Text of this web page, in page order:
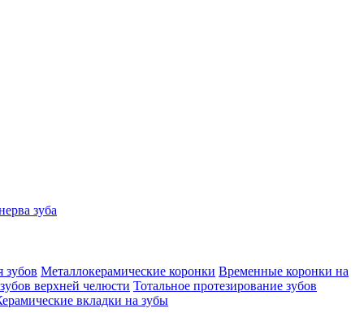
зуба
зубов Металлокерамические коронки Временные коронки на
верхней челюсти Тотальное протезирование зубов
вкладки на зубы